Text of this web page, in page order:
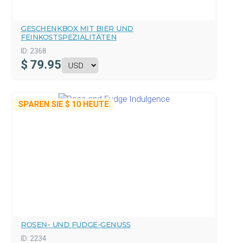
GESCHENKBOX MIT BIER UND
FEINKOSTSPEZIALITÄTEN
ID: 2368
$ 79.95
SPAREN SIE $ 10 HEUTE
ROSEN- UND FUDGE-GENUSS
ID: 2234